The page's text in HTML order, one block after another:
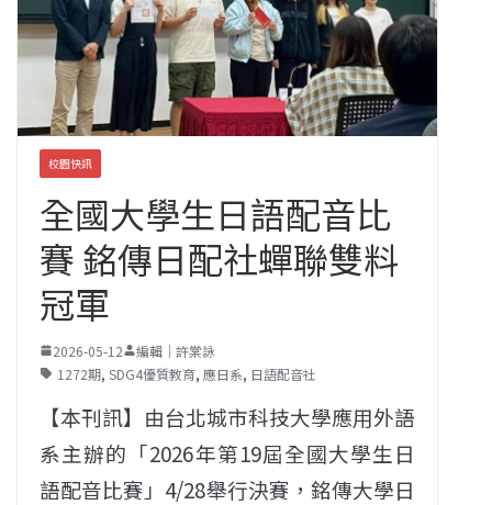
校園快訊
全國大學生日語配音比
賽 銘傳日配社蟬聯雙料
冠軍
2026-05-12
編輯｜許棠詠
1272期, SDG4優質教育, 應日系, 日語配音社
【本刊訊】由台北城市科技大學應用外語
系主辦的「2026年第19屆全國大學生日
語配音比賽」4/28舉行決賽，銘傳大學日